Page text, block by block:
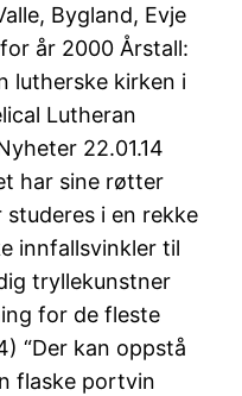
Bygland, Evje
år 2000 Årstall:
lutherske kirken i
Lutheran
22.01.14
har sine røtter
i en rekke
innfallsvinkler til
tryllekunstner
for de fleste
“Der kan oppstå
flaske portvin